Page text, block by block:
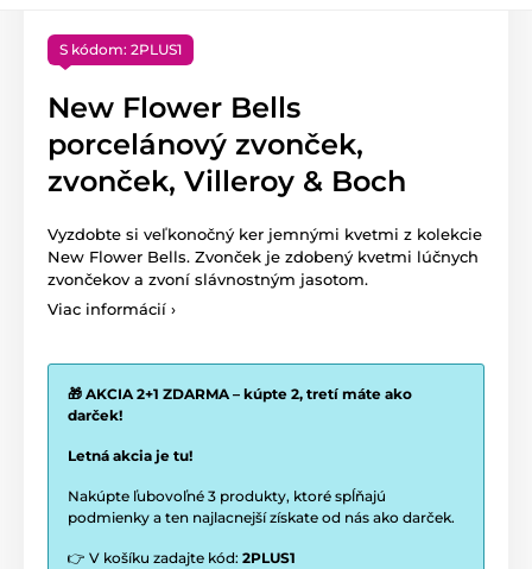
S kódom: 2PLUS1
New Flower Bells
porcelánový zvonček,
zvonček, Villeroy & Boch
Vyzdobte si veľkonočný ker jemnými kvetmi z kolekcie
New Flower Bells. Zvonček je zdobený kvetmi lúčnych
zvončekov a zvoní slávnostným jasotom.
Viac informácií ›
🎁 AKCIA 2+1 ZDARMA – kúpte 2, tretí máte ako
darček!
Letná akcia je tu!
Nakúpte ľubovoľné 3 produkty, ktoré spĺňajú
podmienky a ten najlacnejší získate od nás ako darček.
👉 V košíku zadajte kód: 2PLUS1